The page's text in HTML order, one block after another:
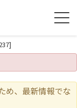
め、最新情報でな